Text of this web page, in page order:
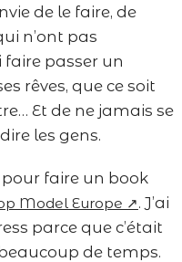
de le faire, de
n’ont pas
faire passer un
rêves, que ce soit
Et de ne jamais se
les gens.
pour faire un book
Model Europe ↗. J’ai
parce que c’était
de temps.